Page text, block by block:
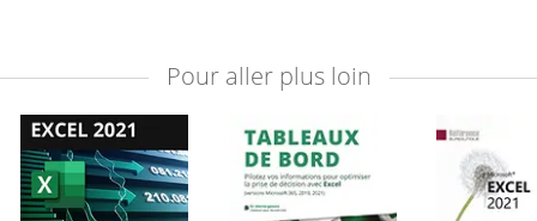
Pour aller plus loin